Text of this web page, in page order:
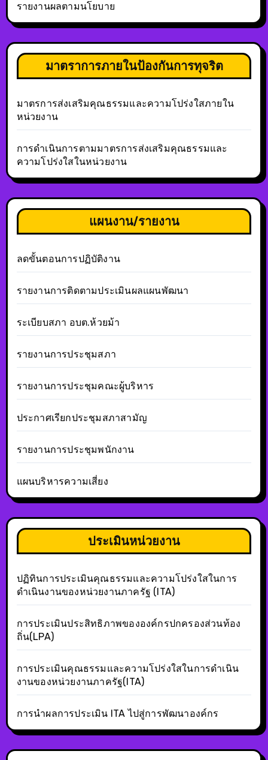
รายงานผลตามนโยบาย
มาตราการภายในป้องกันการทุจริต
มาตรการส่งเสริมคุณธรรมและความโปร่งใสภายใน
หน่วยงาน
การดำเนินการตามมาตรการส่งเสริมคุณธรรมและ
ความโปร่งใสในหน่วยงาน
แผนงาน/รายงาน
ลดขั้นตอนการปฏิบัติงาน
รายงานการติดตามประเมินผลแผนพัฒนา
ระเบียบสภา อบต.ห้วยม้า
รายงานการประชุมสภา
รายงานการประชุมคณะผู้บริหาร
ประกาศเรียกประชุมสภาสามัญ
รายงานการประชุมพนักงาน
แผนบริหารความเสี่ยง
ประเมินหน่วยงาน
ปฏิทินการประเมินคุณธรรมและความโปร่งใสในการ
ดำเนินงานของหน่วยงานภาครัฐ (ITA)
การประเมินประสิทธิภาพขององค์กรปกครองส่วนท้อง
ถิ่น(LPA)
การประเมินคุณธรรมและความโปร่งใสในการดำเนิน
งานของหน่วยงานภาครัฐ(ITA)
การนำผลการประเมิน ITA ไปสู่การพัฒนาองค์กร